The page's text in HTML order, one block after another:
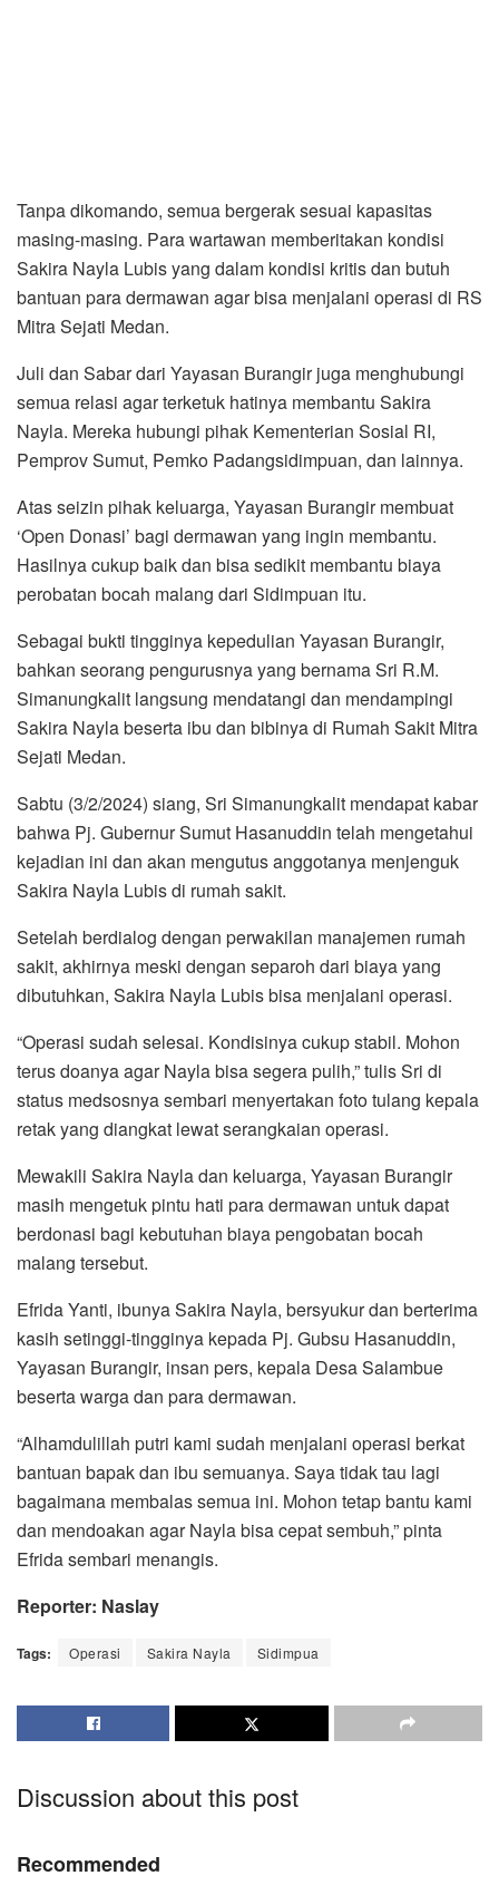
Tanpa dikomando, semua bergerak sesuai kapasitas
masing-masing. Para wartawan memberitakan kondisi
Sakira Nayla Lubis yang dalam kondisi kritis dan butuh
bantuan para dermawan agar bisa menjalani operasi di RS
Mitra Sejati Medan.
Juli dan Sabar dari Yayasan Burangir juga menghubungi
semua relasi agar terketuk hatinya membantu Sakira
Nayla. Mereka hubungi pihak Kementerian Sosial RI,
Pemprov Sumut, Pemko Padangsidimpuan, dan lainnya.
Atas seizin pihak keluarga, Yayasan Burangir membuat
‘Open Donasi’ bagi dermawan yang ingin membantu.
Hasilnya cukup baik dan bisa sedikit membantu biaya
perobatan bocah malang dari Sidimpuan itu.
Sebagai bukti tingginya kepedulian Yayasan Burangir,
bahkan seorang pengurusnya yang bernama Sri R.M.
Simanungkalit langsung mendatangi dan mendampingi
Sakira Nayla beserta ibu dan bibinya di Rumah Sakit Mitra
Sejati Medan.
Sabtu (3/2/2024) siang, Sri Simanungkalit mendapat kabar
bahwa Pj. Gubernur Sumut Hasanuddin telah mengetahui
kejadian ini dan akan mengutus anggotanya menjenguk
Sakira Nayla Lubis di rumah sakit.
Setelah berdialog dengan perwakilan manajemen rumah
sakit, akhirnya meski dengan separoh dari biaya yang
dibutuhkan, Sakira Nayla Lubis bisa menjalani operasi.
“Operasi sudah selesai. Kondisinya cukup stabil. Mohon
terus doanya agar Nayla bisa segera pulih,” tulis Sri di
status medsosnya sembari menyertakan foto tulang kepala
retak yang diangkat lewat serangkaian operasi.
Mewakili Sakira Nayla dan keluarga, Yayasan Burangir
masih mengetuk pintu hati para dermawan untuk dapat
berdonasi bagi kebutuhan biaya pengobatan bocah
malang tersebut.
Efrida Yanti, ibunya Sakira Nayla, bersyukur dan berterima
kasih setinggi-tingginya kepada Pj. Gubsu Hasanuddin,
Yayasan Burangir, insan pers, kepala Desa Salambue
beserta warga dan para dermawan.
“Alhamdulillah putri kami sudah menjalani operasi berkat
bantuan bapak dan ibu semuanya. Saya tidak tau lagi
bagaimana membalas semua ini. Mohon tetap bantu kami
dan mendoakan agar Nayla bisa cepat sembuh,” pinta
Efrida sembari menangis.
Reporter: Naslay
Tags: Operasi Sakira Nayla Sidimpua
Discussion about this post
Recommended